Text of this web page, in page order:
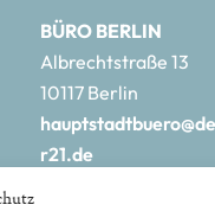
BÜRO BERLIN
Albrechtstraße 13
10117 Berlin
r21.de